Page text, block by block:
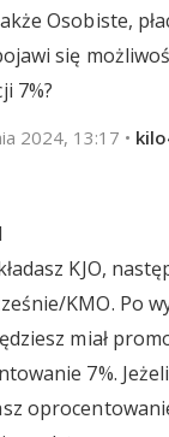
Osobiste,
się
7%?
2024, 13:17 •
KJO,
KMO. Po
miał
7%.